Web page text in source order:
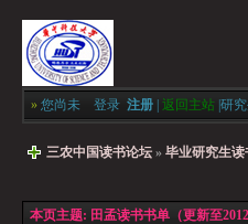
» 您尚未 登录 注册 返回主站 研
三农中国读书论坛 » 毕业研究生读
本页主题: 田孟读书书单（更新至2012